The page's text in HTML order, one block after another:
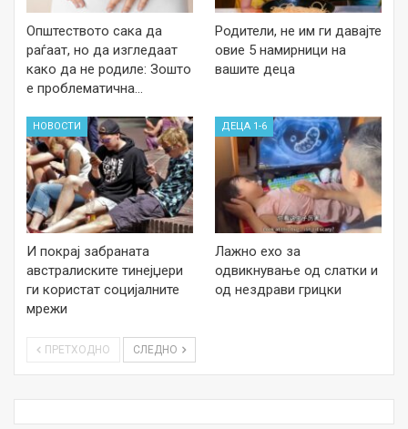
Општеството сака да
раѓаат, но да изгледаат
како да не родиле: Зошто
е проблематична…
Родители, не им ги давајте
овие 5 намирници на
вашите деца
НОВОСТИ
И покрај забраната
австралиските тинејџери
ги користат социјалните
мрежи
ДЕЦА 1-6
Лажно ехо за
одвикнување од слатки и
од нездрави грицки
ПРЕТХОДНО СЛЕДНО